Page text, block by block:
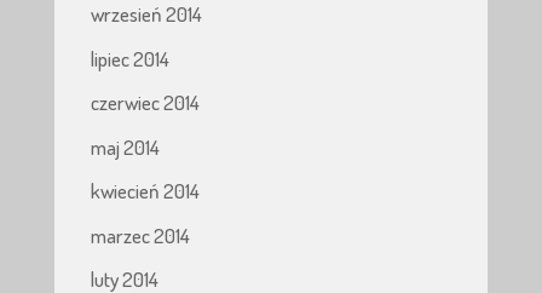
wrzesień 2014
lipiec 2014
czerwiec 2014
maj 2014
kwiecień 2014
marzec 2014
luty 2014